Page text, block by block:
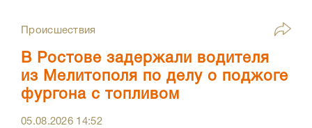
Происшествия
В Ростове задержали водителя
из Мелитополя по делу о поджоге
фургона с топливом
05.08.2026 14:52